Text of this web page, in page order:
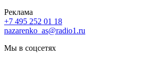
Реклама
+7 495 252 01 18
nazarenko_as@radio1.ru
Мы в соцсетях